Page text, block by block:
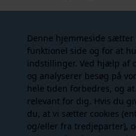
Denne hjemmeside sætter
funktionel side og for at
indstillinger. Ved hjælp af
og analyserer besøg på
hele tiden forbedres, og
relevant for dig. Hvis du
du, at vi sætter cookies
og/eller fra tredjeparter),
Måske er du
følgende
- 30%